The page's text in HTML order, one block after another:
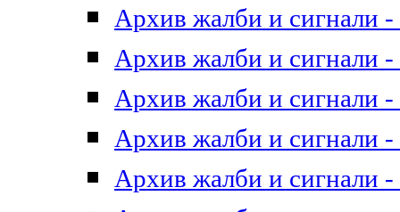
Архив жалби и сигнали -
Архив жалби и сигнали -
Архив жалби и сигнали -
Архив жалби и сигнали -
Архив жалби и сигнали -